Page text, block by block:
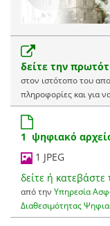
δείτε την
στον ιστότοπο του
πληροφορίες και για
1 ψηφιακό
1 JPEG
δείτε ή
από την Υπηρεσία
Διαθεσιμότητας